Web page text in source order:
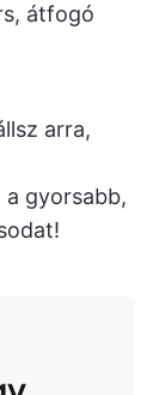
átfogó
arra,
gyorsabb,